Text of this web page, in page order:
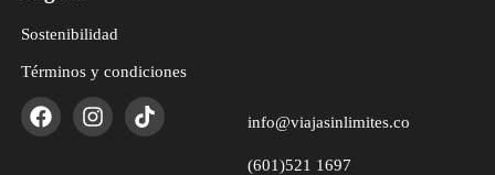
Sostenibilidad
Términos y condiciones
info@viajasinlimites.co
(601)521 1697